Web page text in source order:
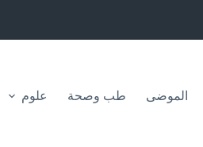
الموضى طب وصحة علوم